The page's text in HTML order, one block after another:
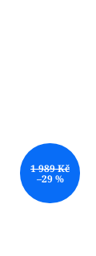
1 989 Kč
–29 %